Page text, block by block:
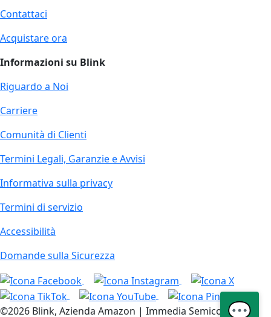
Contattaci
Acquistare ora
Informazioni su Blink
Riguardo a Noi
Carriere
Comunità di Clienti
Termini Legali, Garanzie e Avvisi
Informativa sulla privacy
Termini di servizio
Accessibilità
Domande sulla Sicurezza
©2026 Blink, Azienda Amazon | Immedia Semiconductor,
💬